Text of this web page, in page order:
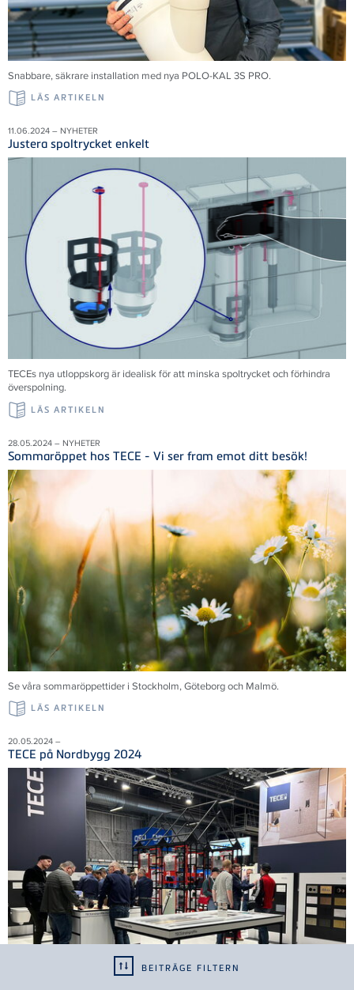
BEITRÄGE FILTERN
Snabbare, säkrare installation med nya POLO-KAL 3S PRO.
LÄS ARTIKELN
11.06.2024 – NYHETER
Justera spoltrycket enkelt
TECEs nya utloppskorg är idealisk för att minska spoltrycket och förhindra
överspolning.
LÄS ARTIKELN
28.05.2024 – NYHETER
Sommaröppet hos TECE - Vi ser fram emot ditt besök!
Se våra sommaröppettider i Stockholm, Göteborg och Malmö.
LÄS ARTIKELN
20.05.2024 –
TECE på Nordbygg 2024